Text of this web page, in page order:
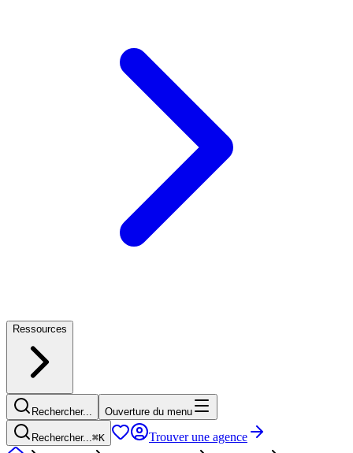
Ressources
Rechercher... Ouverture du menu
Rechercher...⌘K
Trouver une agence